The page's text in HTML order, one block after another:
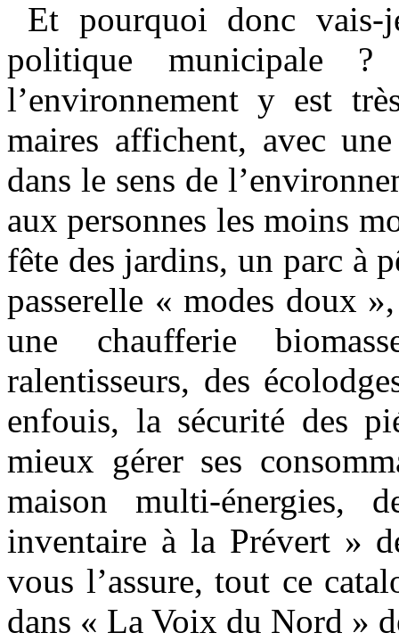
Et pourquoi donc
politique municipale ?
l’environnement y est
maires affichent, avec
dans le sens de
aux personnes les moins
fête des jardins, un parc à
passerelle « modes doux
une chaufferie
ralentisseurs, des
enfouis, la sécurité des
mieux gérer ses
maison multi-
inventaire à la Prévert »
vous l’assure, tout ce
dans « La Voix du Nord »